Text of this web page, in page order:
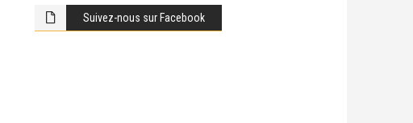
Suivez-nous sur Facebook